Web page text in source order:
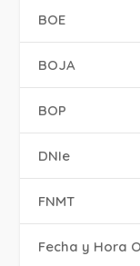
BOE
BOJA
BOP
DNIe
FNMT
Fecha y Hora